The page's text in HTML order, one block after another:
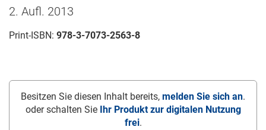
2. Aufl. 2013
Print-ISBN: 978-3-7073-2563-8
Besitzen Sie diesen Inhalt bereits, melden Sie sich an.
oder schalten Sie Ihr Produkt zur digitalen Nutzung
frei.